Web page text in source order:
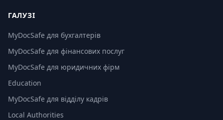
ГАЛУЗІ
MyDocSafe для бухгалтерів
MyDocSafe для фінансових послуг
MyDocSafe для юридичних фірм
Education
MyDocSafe для відділу кадрів
Local Authorities